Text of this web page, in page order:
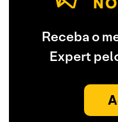
Receba o
Expert